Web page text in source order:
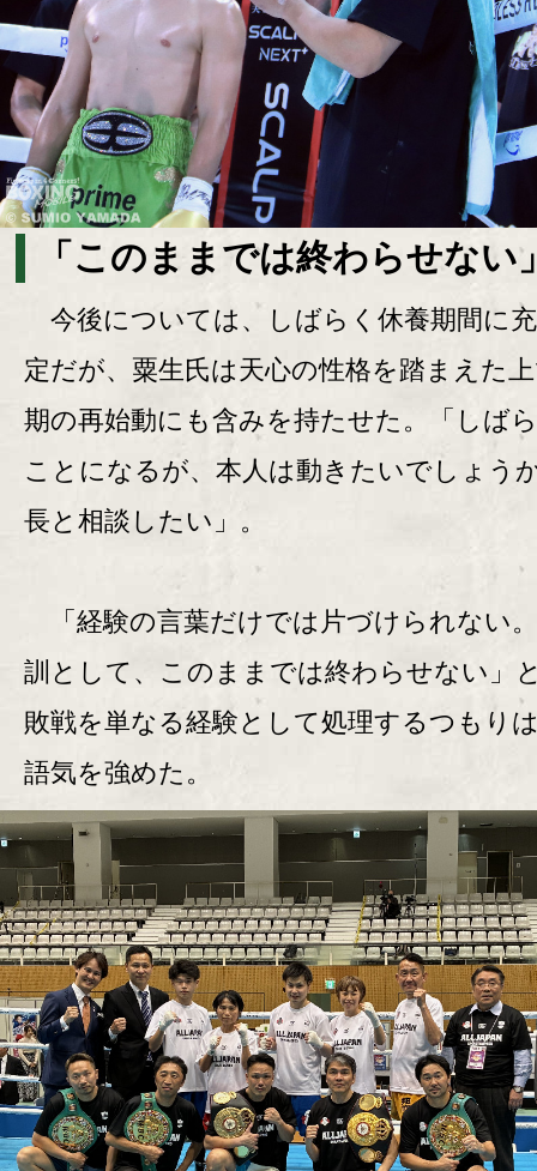
「このままでは終わらせない
今後については、しばらく休養期間に
定だが、粟生氏は天心の性格を踏まえた
期の再始動にも含みを持たせた。「しば
ことになるが、本人は動きたいでしょう
長と相談したい」。
「経験の言葉だけでは片づけられない
訓として、このままでは終わらせない」
敗戦を単なる経験として処理するつもり
語気を強めた。